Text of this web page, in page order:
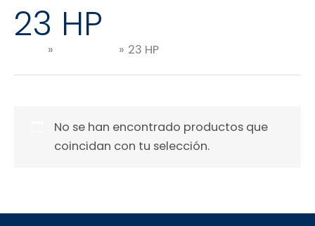
23 HP
23 HP
No se han encontrado productos que
coincidan con tu selección.